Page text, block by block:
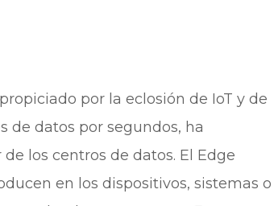
por la eclosión de IoT y de
de datos por segundos, ha
los centros de datos. El Edge
en los dispositivos, sistemas o